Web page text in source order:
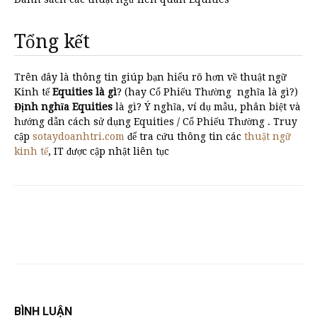
Tổng kết
Trên đây là thông tin giúp bạn hiểu rõ hơn về thuật ngữ
Kinh tếEquities là gì? (hay Cổ Phiếu Thường nghĩa là gì?)
Định nghĩa Equities là gì? Ý nghĩa, ví dụ mẫu, phân biệt và
hướng dẫn cách sử dụng Equities / Cổ Phiếu Thường . Truy
cập sotaydoanhtri.com để tra cứu thông tin các thuật ngữ
kinh tế, IT được cập nhật liên tục
BÌNH LUẬN